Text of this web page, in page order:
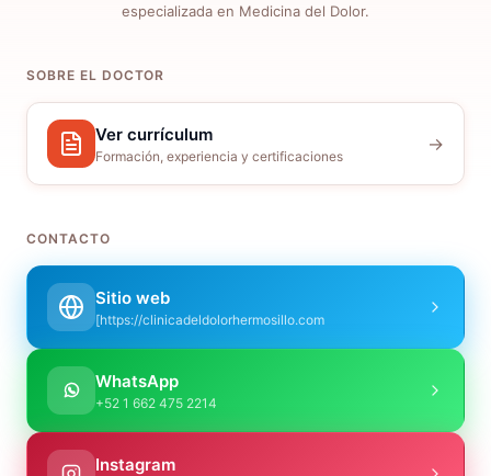
especializada en Medicina del Dolor.
SOBRE EL DOCTOR
Ver currículum
Formación, experiencia y certificaciones
→
CONTACTO
Sitio web
[https://clinicadeldolorhermosillo.com
WhatsApp
+52 1 662 475 2214
Instagram